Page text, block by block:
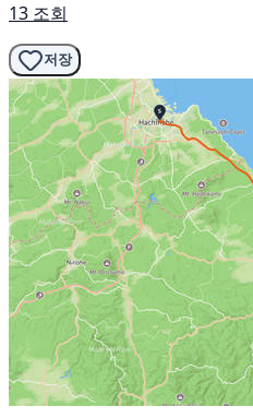
13 조회
저장